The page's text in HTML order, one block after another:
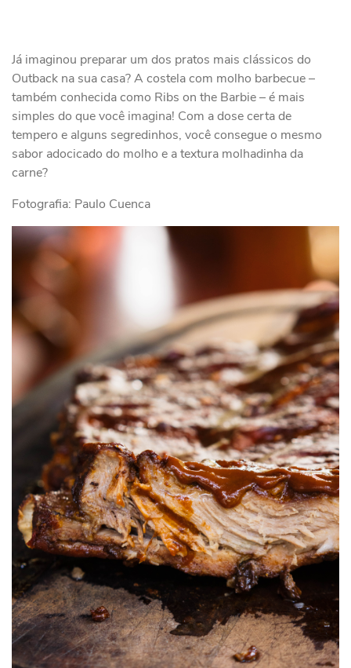
Já imaginou preparar um dos pratos mais clássicos do
Outback na sua casa? A costela com molho barbecue –
também conhecida como Ribs on the Barbie – é mais
simples do que você imagina! Com a dose certa de
tempero e alguns segredinhos, você consegue o mesmo
sabor adocicado do molho e a textura molhadinha da
carne?
Fotografia: Paulo Cuenca